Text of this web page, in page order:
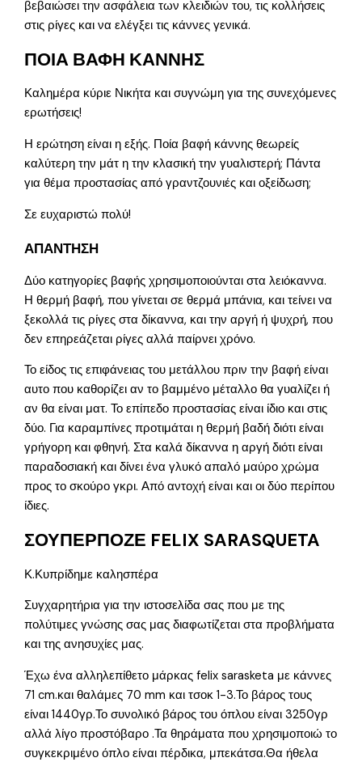
βεβαιώσει την ασφάλεια των κλειδιών του, τις κολλήσεις
στις ρίγες και να ελέγξει τις κάννες γενικά.
ΠΟΙΑ ΒΑΦΗ ΚΑΝΝΗΣ
Καλημέρα κύριε Νικήτα και συγνώμη για της συνεχόμενες
ερωτήσεις!
Η ερώτηση είναι η εξής. Ποία βαφή κάννης θεωρείς
καλύτερη την μάτ η την κλασική την γυαλιστερή; Πάντα
για θέμα προστασίας από γραντζουνιές και οξείδωση;
Σε ευχαριστώ πολύ!
ΑΠΑΝΤΗΣΗ
Δύο κατηγορίες βαφής χρησιμοποιούνται στα λειόκαννα.
Η θερμή βαφή, που γίνεται σε θερμά μπάνια, και τείνει να
ξεκολλά τις ρίγες στα δίκαννα, και την αργή ή ψυχρή, που
δεν επηρεάζεται ρίγες αλλά παίρνει χρόνο.
Το είδος τις επιφάνειας του μετάλλου πριν την βαφή είναι
αυτο που καθορίζει αν το βαμμένο μέταλλο θα γυαλίζει ή
αν θα είναι ματ. Το επίπεδο προστασίας είναι ίδιο και στις
δύο. Για καραμπίνες προτιμάται η θερμή βαδή διότι είναι
γρήγορη και φθηνή. Στα καλά δίκαννα η αργή διότι είναι
παραδοσιακή και δίνει ένα γλυκό απαλό μαύρο χρώμα
προς το σκούρο γκρι. Από αντοχή είναι και οι δύο περίπου
ίδιες.
ΣΟΥΠΕΡΠΟΖΕ FELIX SARASQUETA
Κ.Κυπρίδημε καλησπέρα
Συγχαρητήρια για την ιστοσελίδα σας που με της
πολύτιμες γνώσης σας μας διαφωτίζεται στα προβλήματα
και της ανησυχίες μας.
Έχω ένα αλληλεπίθετο μάρκας felix sarasketa με κάννες
71 cm.και θαλάμες 70 mm και τσοκ 1-3.Το βάρος τους
είναι 1440γρ.Το συνολικό βάρος του όπλου είναι 3250γρ
αλλά λίγο προστόβαρο .Τα θηράματα που χρησιμοποιώ το
συγκεκριμένο όπλο είναι πέρδικα, μπεκάτσα.Θα ήθελα